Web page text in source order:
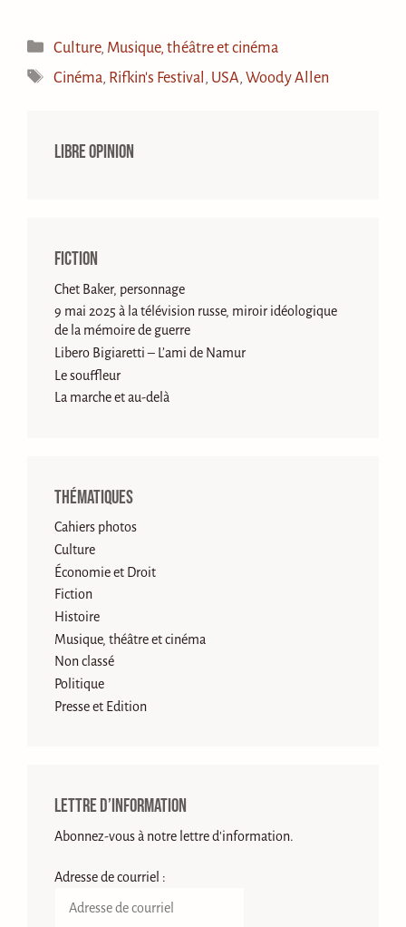
Catégories
Culture, Musique, théâtre et cinéma
Étiquettes
Cinéma, Rifkin's Festival , USA,Woody Allen
Libre opinion
Fiction
Chet Baker, personnage
9 mai 2025 à la télévision russe, miroir idéologique
de la mémoire de guerre
Libero Bigiaretti – L’ami de Namur
Le souffleur
La marche et au-delà
Thématiques
Cahiers photos
Culture
Économie et Droit
Fiction
Histoire
Musique, théâtre et cinéma
Non classé
Politique
Presse et Edition
Lettre d’information
Abonnez-vous à notre lettre d'information.
Adresse de courriel :